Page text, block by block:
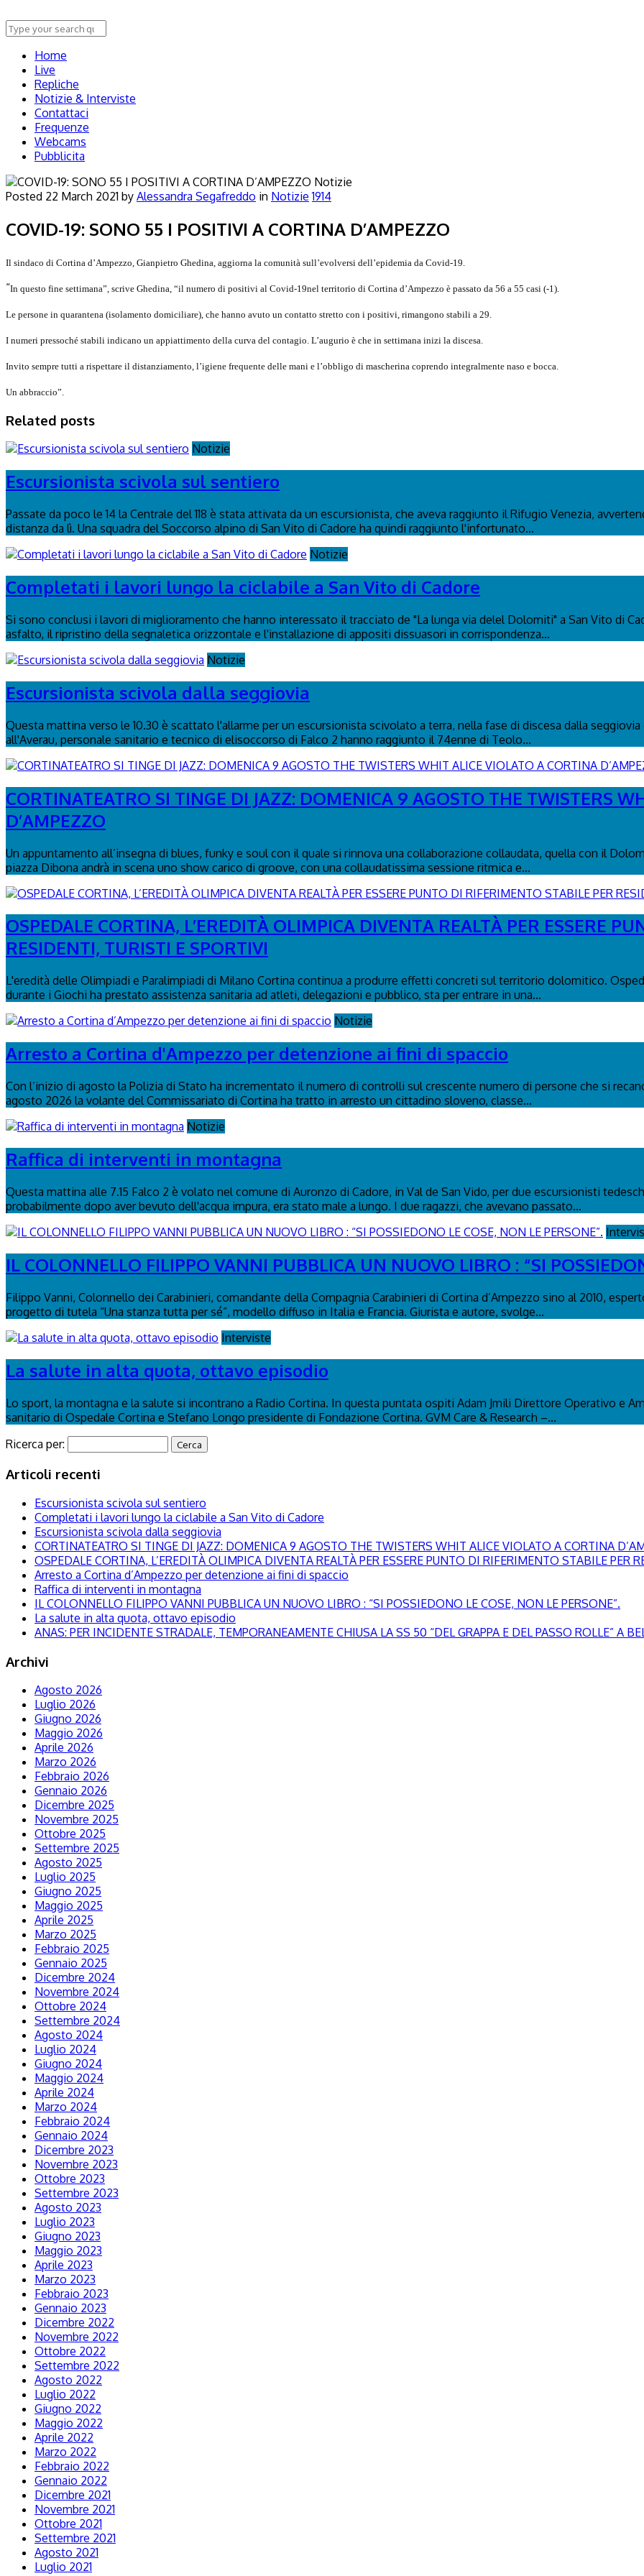
Home
Live
Repliche
Notizie & Interviste
Contattaci
Frequenze
Webcams
Pubblicita
Notizie
Posted 22 March 2021 by Alessandra Segafreddo in Notizie 1914
COVID-19: SONO 55 I POSITIVI A CORTINA D’AMPEZZO
Il sindaco di Cortina d’Ampezzo, Gianpietro Ghedina, aggiorna la comunità sull’evolversi dell’epidemia da Covid-19.
“In questo fine settimana”, scrive Ghedina, “il numero di positivi al Covid-19nel territorio di Cortina d’Ampezzo è passato da 56 a 55 casi (-1).
Le persone in quarantena (isolamento domiciliare), che hanno avuto un contatto stretto con i positivi, rimangono stabili a 29.
I numeri pressoché stabili indicano un appiattimento della curva del contagio. L’augurio è che in settimana inizi la discesa.
Invito sempre tutti a rispettare il distanziamento, l’igiene frequente delle mani e l’obbligo di mascherina coprendo integralmente naso e bocca.
Un abbraccio”.
Related posts
Notizie
Escursionista scivola sul sentiero
Passate da poco le 14 la Centrale del 118 è stata attivata da un escursionista, che aveva raggiunto il Rifugio Venezia,
distanza da lì. Una squadra del Soccorso alpino di San Vito di Cadore ha quindi raggiunto l'infortunato...
Notizie
Completati i lavori lungo la ciclabile a San Vito di Cadore
Si sono conclusi i lavori di miglioramento che hanno interessato il tracciato de "La lunga via delel Dolomiti" a San Vito di
asfalto, il ripristino della segnaletica orizzontale e l'installazione di appositi dissuasori in corrispondenza...
Notizie
Escursionista scivola dalla seggiovia
Questa mattina verso le 10.30 è scattato l'allarme per un escursionista scivolato a terra, nella fase di discesa dalla
all'Averau, personale sanitario e tecnico di elisoccorso di Falco 2 hanno raggiunto il 74enne di Teolo...
CORTINATEATRO SI TINGE DI JAZZ: DOMENICA 9 AGOSTO THE TWISTERS
D’AMPEZZO
Un appuntamento all’insegna di blues, funky e soul con il quale si rinnova una collaborazione collaudata, quella con il
piazza Dibona andrà in scena uno show carico di groove, con una collaudatissima sessione ritmica e...
OSPEDALE CORTINA, L’EREDITÀ OLIMPICA DIVENTA REALTÀ PER ESSERE
RESIDENTI, TURISTI E SPORTIVI
L'eredità delle Olimpiadi e Paralimpiadi di Milano Cortina continua a produrre effetti concreti sul territorio dolomitico.
durante i Giochi ha prestato assistenza sanitaria ad atleti, delegazioni e pubblico, sta per entrare in una...
Notizie
Arresto a Cortina d'Ampezzo per detenzione ai fini di spaccio
Con l’inizio di agosto la Polizia di Stato ha incrementato il numero di controlli sul crescente numero di persone che si
agosto 2026 la volante del Commissariato di Cortina ha tratto in arresto un cittadino sloveno, classe...
Notizie
Raffica di interventi in montagna
Questa mattina alle 7.15 Falco 2 è volato nel comune di Auronzo di Cadore, in Val de San Vido, per due escursionisti
probabilmente dopo aver bevuto dell'acqua impura, era stato male a lungo. I due ragazzi, che avevano passato...
IL COLONNELLO FILIPPO VANNI PUBBLICA UN NUOVO LIBRO : “SI
Filippo Vanni, Colonnello dei Carabinieri, comandante della Compagnia Carabinieri di Cortina d’Ampezzo sino al 2010,
progetto di tutela “Una stanza tutta per sé”, modello diffuso in Italia e Francia. Giurista e autore, svolge...
Interviste
La salute in alta quota, ottavo episodio
Lo sport, la montagna e la salute si incontrano a Radio Cortina. In questa puntata ospiti Adam Jmili Direttore Operativo e
sanitario di Ospedale Cortina e Stefano Longo presidente di Fondazione Cortina. GVM Care & Research –...
Ricerca per:
Articoli recenti
Escursionista scivola sul sentiero
Completati i lavori lungo la ciclabile a San Vito di Cadore
Escursionista scivola dalla seggiovia
CORTINATEATRO SI TINGE DI JAZZ: DOMENICA 9 AGOSTO THE TWISTERS WHIT ALICE VIOLATO A CORTINA
OSPEDALE CORTINA, L’EREDITÀ OLIMPICA DIVENTA REALTÀ PER ESSERE PUNTO DI RIFERIMENTO STABILE PER
Arresto a Cortina d’Ampezzo per detenzione ai fini di spaccio
Raffica di interventi in montagna
IL COLONNELLO FILIPPO VANNI PUBBLICA UN NUOVO LIBRO : “SI POSSIEDONO LE COSE, NON LE PERSONE”.
La salute in alta quota, ottavo episodio
ANAS: PER INCIDENTE STRADALE, TEMPORANEAMENTE CHIUSA LA SS 50 “DEL GRAPPA E DEL PASSO ROLLE” A
Archivi
Agosto 2026
Luglio 2026
Giugno 2026
Maggio 2026
Aprile 2026
Marzo 2026
Febbraio 2026
Gennaio 2026
Dicembre 2025
Novembre 2025
Ottobre 2025
Settembre 2025
Agosto 2025
Luglio 2025
Giugno 2025
Maggio 2025
Aprile 2025
Marzo 2025
Febbraio 2025
Gennaio 2025
Dicembre 2024
Novembre 2024
Ottobre 2024
Settembre 2024
Agosto 2024
Luglio 2024
Giugno 2024
Maggio 2024
Aprile 2024
Marzo 2024
Febbraio 2024
Gennaio 2024
Dicembre 2023
Novembre 2023
Ottobre 2023
Settembre 2023
Agosto 2023
Luglio 2023
Giugno 2023
Maggio 2023
Aprile 2023
Marzo 2023
Febbraio 2023
Gennaio 2023
Dicembre 2022
Novembre 2022
Ottobre 2022
Settembre 2022
Agosto 2022
Luglio 2022
Giugno 2022
Maggio 2022
Aprile 2022
Marzo 2022
Febbraio 2022
Gennaio 2022
Dicembre 2021
Novembre 2021
Ottobre 2021
Settembre 2021
Agosto 2021
Luglio 2021